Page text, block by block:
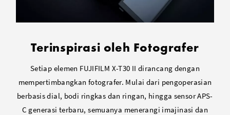
1x Wind Screen
1x Female stereo Micro(2.5mm) to Male Stereo
Mini(3.5mm) plug
Terinspirasi oleh Fotografer
Setiap elemen FUJIFILM X-T30 II dirancang dengan
mempertimbangkan fotografer. Mulai dari pengoperasian
berbasis dial, bodi ringkas dan ringan, hingga sensor APS-
C generasi terbaru, semuanya menerangi imajinasi dan